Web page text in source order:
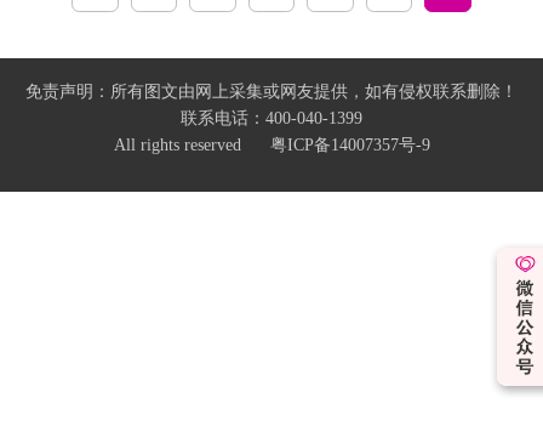
免责声明：所有图文由网上采集或网友提供，如有侵权联系删除！
联系电话：400-040-1399
All rights reserved 粤ICP备14007357号-9